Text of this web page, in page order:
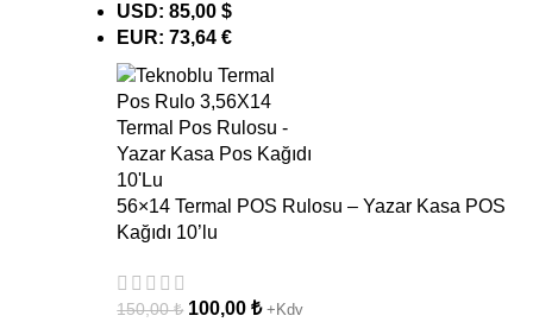
USD:85,00 $
EUR:73,64 €
56×14 Termal POS Rulosu – Yazar Kasa POS
Kağıdı 10’lu
150,00₺ 100,00₺ +Kdv